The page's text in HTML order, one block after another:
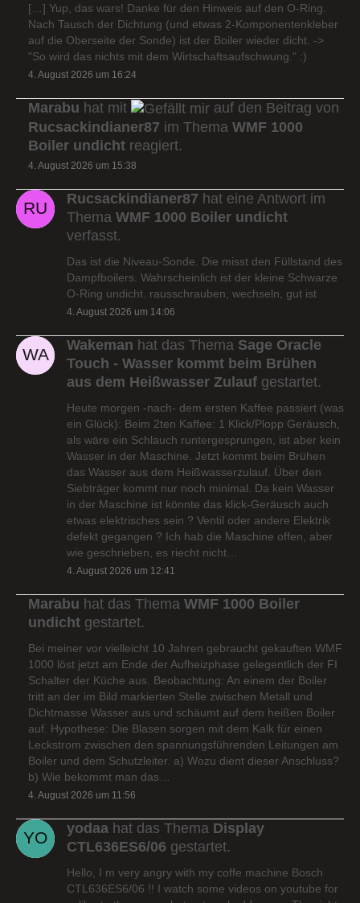
[…] Yup, das wars! Danke für den Hinweis auf den O-Ring.
Nach Tausch der Dichtung (und etwas 2-Komponentenkleber
auf die Oberseite der Sonde) ist der Boiler wieder dicht. ->
"So wird das nichts mit dem Wirtschaftsaufschwung." :)
4. August 2026 um 16:24
Marabu hat mit
auf den Beitrag von
Rucsackindianer87 im Thema WMF 1000
Boiler undicht reagiert.
4. August 2026 um 15:38
Rucsackindianer87 hat eine Antwort im
Thema WMF 1000 Boiler undicht
verfasst.
Das ist die Niveau-Sonde. Die misst den Füllstand des
Dampfboilers. Wahrscheinlich ist der kleine Schwarze
O-Ring undicht. rausschrauben, wechseln, gut ist
4. August 2026 um 14:06
Wakeman hat das Thema Sage Oracle
Touch - Wasser kommt beim Brühen
aus dem Heißwasser Zulauf gestartet.
Heute morgen -nach- dem ersten Kaffee passiert (was
ein Glück): Beim 2ten Kaffee: 1 Klick/Plopp Geräusch,
als wäre ein Schlauch runtergesprungen, ist aber kein
Wasser in der Maschine. Jetzt kommt beim Brühen
das Wasser aus dem Heißwasserzulauf. Über den
Siebträger kommt nur noch minimal. Da kein Wasser
in der Maschine ist könnte das klick-Geräusch auch
etwas elektrisches sein ? Ventil oder andere Elektrik
defekt gegangen ? Ich hab die Maschine offen, aber
wie geschrieben, es riecht nicht…
4. August 2026 um 12:41
Marabu hat das Thema WMF 1000 Boiler
undicht gestartet.
Bei meiner vor vielleicht 10 Jahren gebraucht gekauften WMF
1000 löst jetzt am Ende der Aufheizphase gelegentlich der FI
Schalter der Küche aus. Beobachtung: An einem der Boiler
tritt an der im Bild markierten Stelle zwischen Metall und
Dichtmasse Wasser aus und schäumt auf dem heißen Boiler
auf. Hypothese: Die Blasen sorgen mit dem Kalk für einen
Leckstrom zwischen den spannungsführenden Leitungen am
Boiler und dem Schutzleiter. a) Wozu dient dieser Anschluss?
b) Wie bekommt man das…
4. August 2026 um 11:56
yodaa hat das Thema Display
CTL636ES6/06 gestartet.
Hello, I m very angry with my coffe machine Bosch
CTL636ES6/06 !! I watch some videos on youtube for